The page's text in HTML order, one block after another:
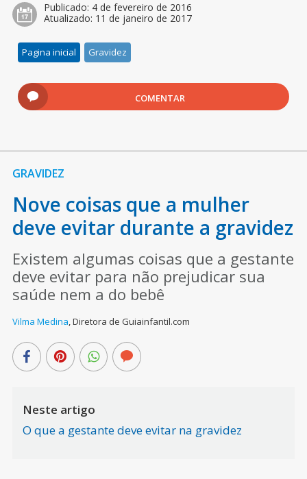
Publicado: 4 de fevereiro de 2016
Atualizado: 11 de janeiro de 2017
Pagina inicial Gravidez
COMENTAR
GRAVIDEZ
Nove coisas que a mulher
deve evitar durante a gravidez
Existem algumas coisas que a gestante
deve evitar para não prejudicar sua
saúde nem a do bebê
Vilma Medina,Diretora de Guiainfantil.com
Neste artigo
O que a gestante deve evitar na gravidez